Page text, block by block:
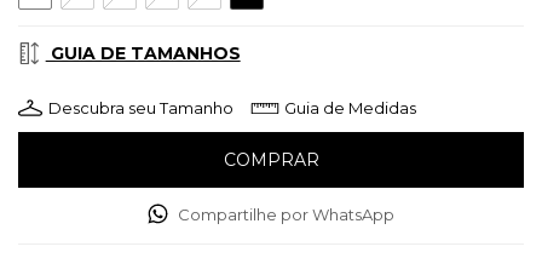
GUIA DE TAMANHOS
Descubra seu Tamanho Guia de Medidas
Compartilhe por WhatsApp